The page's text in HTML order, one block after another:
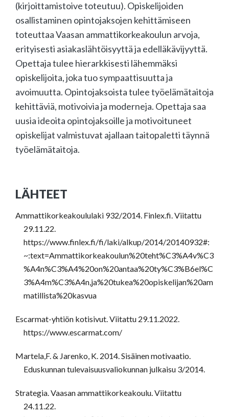
(kirjoittamistoive toteutuu). Opiskelijoiden
osallistaminen opintojaksojen kehittämiseen
toteuttaa Vaasan ammattikorkeakoulun arvoja,
erityisesti asiakaslähtöisyyttä ja edelläkävijyyttä.
Opettaja tulee hierarkkisesti lähemmäksi
opiskelijoita, joka tuo sympaattisuutta ja
avoimuutta. Opintojaksoista tulee työelämätaitoja
kehittäviä, motivoivia ja moderneja. Opettaja saa
uusia ideoita opintojaksoille ja motivoituneet
opiskelijat valmistuvat ajallaan taitopaletti täynnä
työelämätaitoja.
LÄHTEET
Ammattikorkeakoululaki 932/2014. Finlex.fi. Viitattu
29.11.22.
https://www.finlex.fi/fi/laki/alkup/2014/20140932#:
~:text=Ammattikorkeakoulun%20teht%C3%A4v%C3
%A4n%C3%A4%20on%20antaa%20ty%C3%B6el%C
3%A4m%C3%A4n,ja%20tukea%20opiskelijan%20am
matillista%20kasvua
Escarmat-yhtiön kotisivut. Viitattu 29.11.2022.
https://www.escarmat.com/
Martela,F. & Jarenko, K. 2014. Sisäinen motivaatio.
Eduskunnan tulevaisuusvaliokunnan julkaisu 3/2014.
Strategia. Vaasan ammattikorkeakoulu. Viitattu
24.11.22.